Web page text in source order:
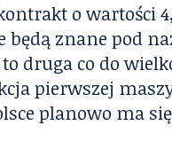
o wartości
znane pod
druga co do
pierwszej
planowo ma